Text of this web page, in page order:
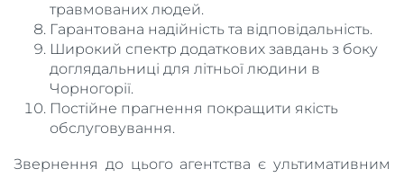
травмованих людей.
Гарантована надійність та відповідальність.
Широкий спектр додаткових завдань з боку
доглядальниці для літньої людини в
Чорногорії.
Постійне прагнення покращити якість
обслуговування.
Звернення до цього агентства є ультимативним